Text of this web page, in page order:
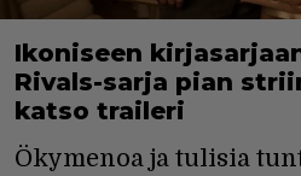
Ikoniseen
Rivals-sarja pian
katso traileri
Ökymenoa ja tulisia